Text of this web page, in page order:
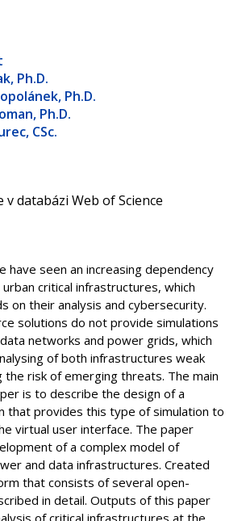
Ph.D.
Ph.D.
Ph.D.
CSc.
v databázi Web of Science
have seen an increasing dependency
critical infrastructures, which
on their analysis and cybersecurity.
solutions do not provide simulations
networks and power grids, which
of both infrastructures weak
the risk of emerging threats. The main
is to describe the design of a
that provides this type of simulation to
virtual user interface. The paper
of a complex model of
and data infrastructures. Created
that consists of several open-
in detail. Outputs of this paper
of critical infrastructures at the